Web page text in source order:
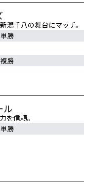
潟千八の舞台にマッチ。
単勝
複勝
ル
を信頼。
単勝